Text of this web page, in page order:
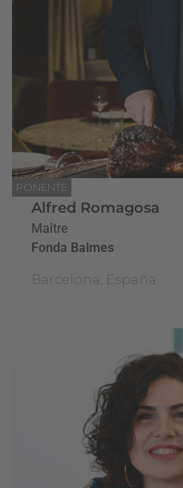
PONENTE
Alfred Romagosa
Maître
Fonda Balmes
Barcelona, España